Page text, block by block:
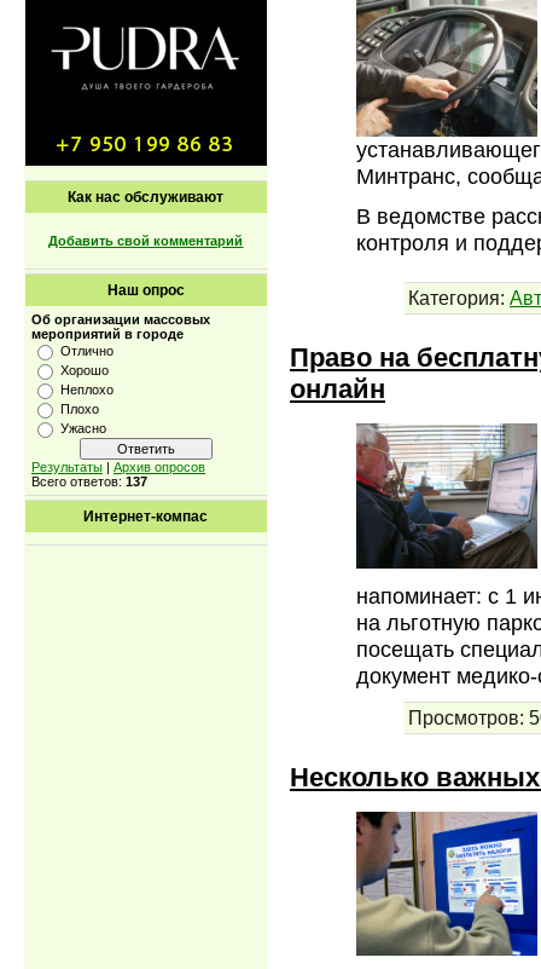
Как нас обслуживают
Добавить свой комментарий
Наш опрос
Об организации массовых
мероприятий в городе
Отлично
Хорошо
Неплохо
Плохо
Ужасно
Результаты | Архив опросов
Всего ответов: 137
Интернет-компас
Минтранс,
В ведомстве
контроля и
Категория:
Право на
онлайн
напоминает: с 1
на льготную
посещать
документ
Просмотров:
Несколько